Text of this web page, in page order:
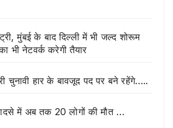
मुंबई के बाद दिल्ली में भी जल्द शोरूम
भी नेटवर्क करेगी तैयार
चुनावी हार के बावजूद पद पर बने रहेंगे…..
में अब तक 20 लोगों की मौत …